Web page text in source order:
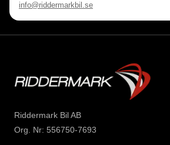
info@riddermarkbil.se
Riddermark Bil AB
Org. Nr: 556750-7693